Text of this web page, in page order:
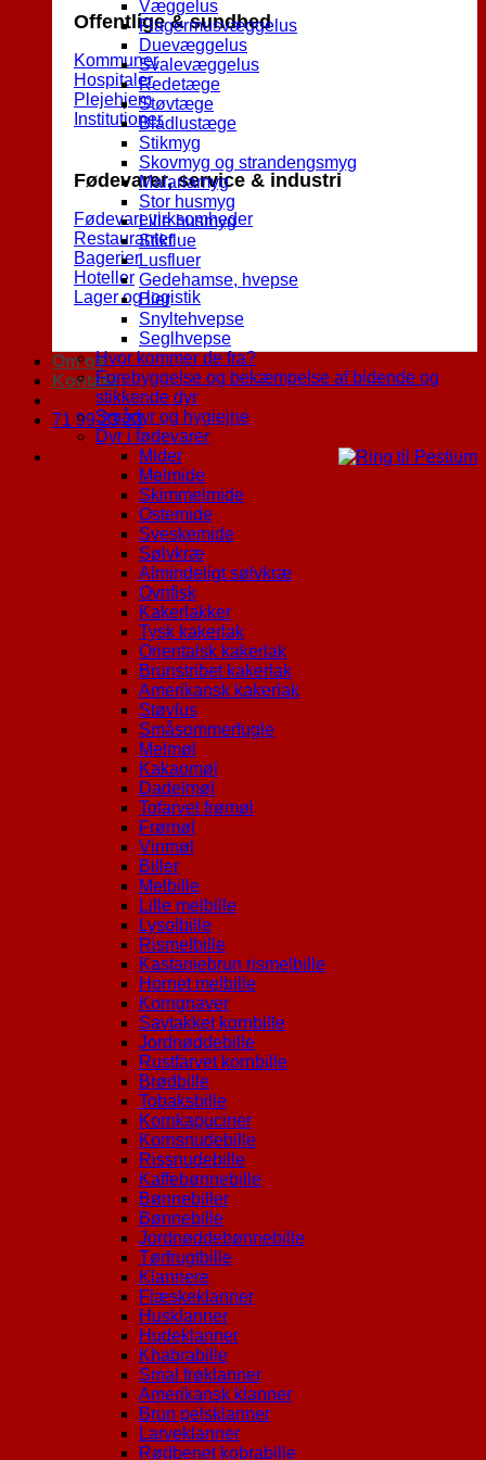
Offentlige & sundhed
Kommuner
Hospitaler
Plejehjem
Institutioner
Fødevarer, service & industri
Fødevarevirksomheder
Restauranter
Bagerier
Hoteller
Lager og logistik
Om os
Kontakt
71 99 23 23
Væggelus
Flagermusvæggelus
Duevæggelus
Svalevæggelus
Redetæge
Støvtæge
Bladlustæge
Stikmyg
Skovmyg og strandengsmyg
Malariamyg
Stor husmyg
Lille husmyg
Stikflue
Lusfluer
Gedehamse, hvepse
Bier
Snyltehvepse
Seglhvepse
Hvor kommer de fra?
Forebyggelse og bekæmpelse af bidende og
stikkende dyr
Smådyr og hygiejne
Dyr i fødevarer
Mider
Melmide
Skimmelmide
Ostemide
Sveskemide
Sølvkræ
Almindeligt sølvkræ
Ovnfisk
Kakerlakker
Tysk kakerlak
Orientalsk kakerlak
Brunstribet kakerlak
Amerikansk kakerlak
Støvlus
Småsommerfugle
Melmøl
Kakaomøl
Dadelmøl
Tofarvet frømøl
Frømøl
Vinmøl
Biller
Melbille
Lille melbille
Lysolbille
Rismelbille
Kastaniebrun rismelbille
Hornet melbille
Korngnaver
Savtakket kornbille
Jordnøddebille
Rustfarvet kornbille
Brødbille
Tobaksbille
Kornkapuciner
Kornsnudebille
Rissnudebille
Kaffebønnebille
Bønnebiller
Bønnebille
Jordnøddebønnebille
Tørfrugtbille
Klannere
Flæskeklanner
Husklanner
Hudeklanner
Khabrabille
Smal frøklanner
Amerikansk klanner
Brun pelsklanner
Larveklanner
Rødbenet kobrabille